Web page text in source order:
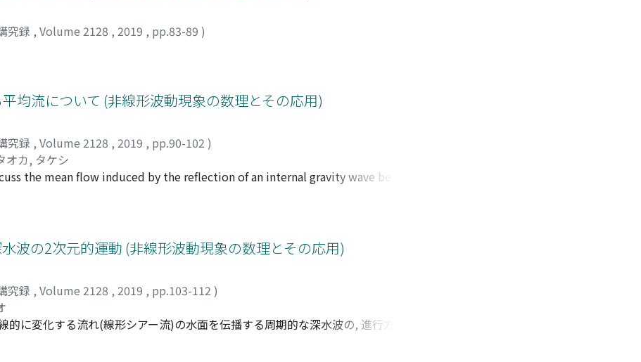
究録 , Volume 2128 , 2019 , pp.83-89 )
均流について (非線形波動現象の数理とその応用)
究録 , Volume 2128 , 2019 , pp.90-102 )
オカ, タケシ
the mean flow induced by the reflection of an internal gravity wave beam at
planes of constant phase meet the slope at an arbitrary direction, not
and opposite to the Stokes drift so the Lagrangian mean flow vanishes,
Eulerian mean flow, however, is controlled by the mean potential
mean flow is generally nonzero, in contrast to two-dimensional flow where
furthermore, viscous dissipation can trigger generation of horizontal
PV, a phenomenon akin to streaming. This report is based on Kataoka&
波の2次元的運動 (非線形波動現象の数理とその応用)
究録 , Volume 2128 , 2019 , pp.103-112 )
に変化する流れ(線形シアー流)の水面を伝播する周期的な深水波の, 進行方向に
える. 特に, 極限波に近い大振幅運動に対して, 流場を等角写像を用いて適当な複